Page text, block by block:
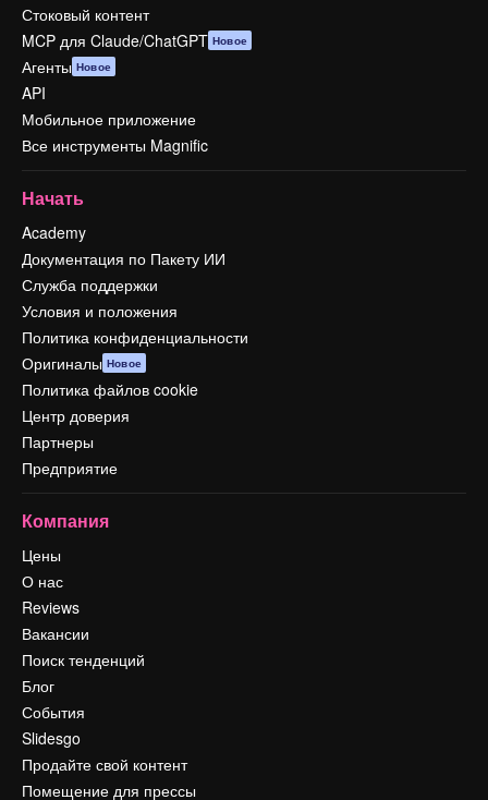
Стоковый контент
MCP для Claude/ChatGPT Новое
Агенты Новое
API
Мобильное приложение
Все инструменты Magnific
Начать
Academy
Документация по Пакету ИИ
Служба поддержки
Условия и положения
Политика конфиденциальности
Оригиналы Новое
Политика файлов cookie
Центр доверия
Партнеры
Предприятие
Компания
Цены
О нас
Reviews
Вакансии
Поиск тенденций
Блог
События
Slidesgo
Продайте свой контент
Помещение для прессы